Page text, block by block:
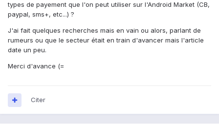
types de payement que l'on peut utiliser sur l'Android Market (CB,
paypal, sms+, etc...) ?
J'ai fait quelques recherches mais en vain ou alors, parlant de
rumeurs ou que le secteur était en train d'avancer mais l'article
date un peu.
Merci d'avance (=
Citer